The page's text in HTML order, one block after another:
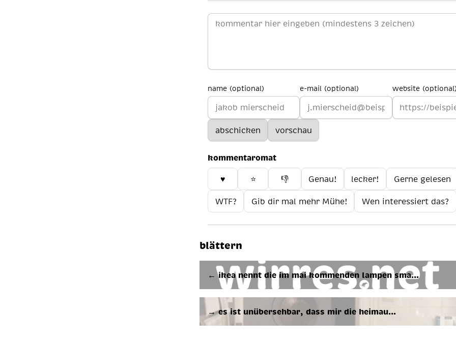
name (optional) e-mail (optional) website
kommentaromat
♥️ ⭐ 👎 Genau! lecker! Gerne gelesen
WTF? Gib dir mal mehr Mühe! Wen interessiert das?
blättern
← ikea nennt die im mai kom­men­den lam­pen sma…
→ es ist un­über­seh­bar, dass mir die heim­au­…